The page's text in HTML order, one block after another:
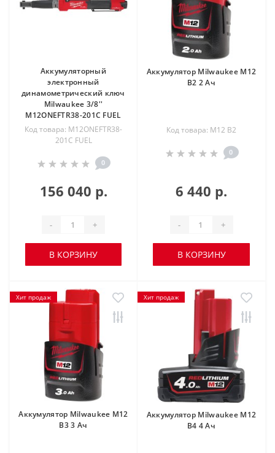
Аккумуляторный
электронный
динамометрический ключ
Milwaukee 3/8''
M12ONEFTR38-201C FUEL
Код товара: M12ONEFTR38-
201C FUEL
0
156 040 р.
- +
В КОРЗИНУ
Аккумулятор Milwaukee M12
B2 2 Ач
Код товара: M12 B2
0
6 440 р.
- +
В КОРЗИНУ
Хит продаж
Аккумулятор Milwaukee M12
B3 3 Ач
Хит продаж
Аккумулятор Milwaukee M12
B4 4 Ач